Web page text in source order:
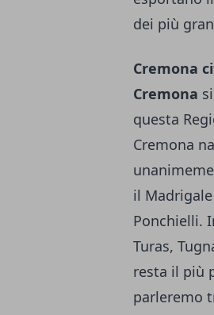
dei più
Cremona
Cremona
questa
Cremona
il
Ponchielli.
Turas,
resta il più
parleremo